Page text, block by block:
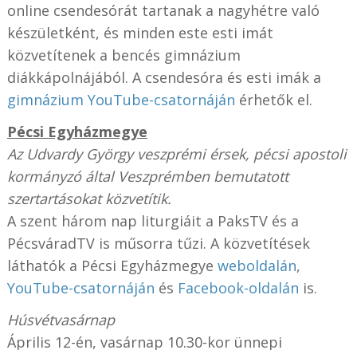
online csendesórát tartanak a nagyhétre való
készületként, és minden este esti imát
közvetítenek a bencés gimnázium
diákkápolnájából. A csendesóra és esti imák a
gimnázium YouTube-csatornáján érhetők el.
Pécsi Egyházmegye
Az Udvardy György veszprémi érsek, pécsi apostoli
kormányzó által Veszprémben bemutatott
szertartásokat közvetítik.
A szent három nap liturgiáit a PaksTV és a
PécsváradTV is műsorra tűzi. A közvetítések
láthatók a Pécsi Egyházmegye weboldalán,
YouTube-csatornáján és Facebook-oldalán is.
Húsvétvasárnap
Április 12-én, vasárnap 10.30-kor ünnepi